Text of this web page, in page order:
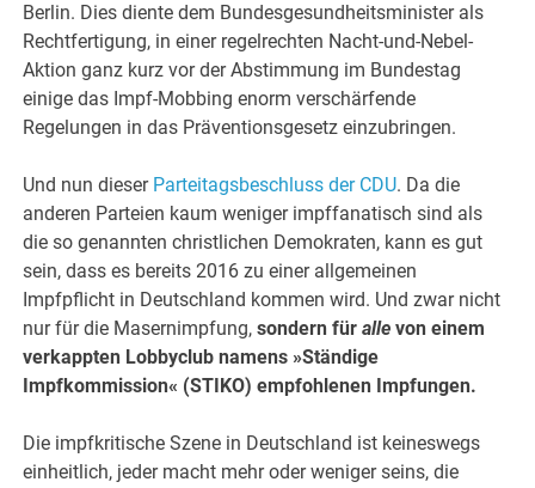
Berlin. Dies diente dem Bundesgesundheitsminister als
Rechtfertigung, in einer regelrechten Nacht-und-Nebel-
Aktion ganz kurz vor der Abstimmung im Bundestag
einige das Impf-Mobbing enorm verschärfende
Regelungen in das Präventionsgesetz einzubringen.
Und nun dieser Parteitagsbeschluss der CDU. Da die
anderen Parteien kaum weniger impffanatisch sind als
die so genannten christlichen Demokraten, kann es gut
sein, dass es bereits 2016 zu einer allgemeinen
Impfpflicht in Deutschland kommen wird. Und zwar nicht
nur für die Masernimpfung,sondern füralle von einem
verkappten Lobbyclub namens »Ständige
Impfkommission« (STIKO) empfohlenen Impfungen.
Die impfkritische Szene in Deutschland ist keineswegs
einheitlich, jeder macht mehr oder weniger seins, die